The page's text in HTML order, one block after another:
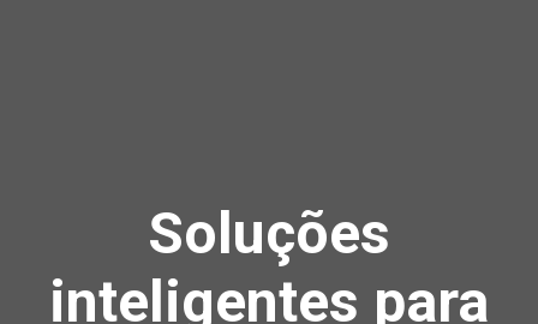
Soluções
inteligentes para